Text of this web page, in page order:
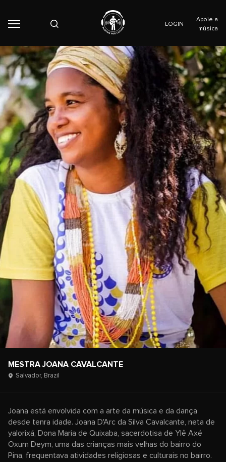
LOGIN
Apoie a
música
MESTRA JOANA CAVALCANTE
Salvador, Brazil
Joana está envolvida com a arte da música e da dança
desde tenra idade. Joana D'Arc da Silva Cavalcante, neta de
yalorixá, Dona Maria de Quixaba, sacerdotisa de Ylê Axé
Oxum Deym, uma das crianças mais velhas do bairro do
Pina, frequentava atividades religiosas e culturais no bairro.